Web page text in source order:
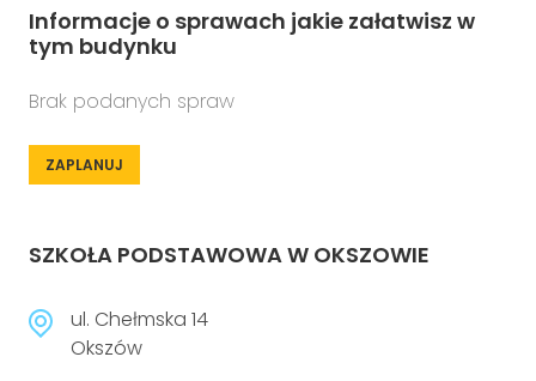
Informacje o sprawach jakie załatwisz w
tym budynku
Brak podanych spraw
ZAPLANUJ
SZKOŁA PODSTAWOWA W OKSZOWIE
ul. Chełmska 14
Okszów